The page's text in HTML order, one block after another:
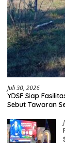
Juli 30, 2026
YDSF Siap
Sebut Tawaran